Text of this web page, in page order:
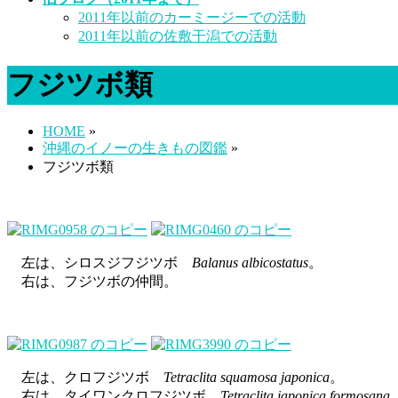
2011年以前のカーミージーでの活動
2011年以前の佐敷干潟での活動
フジツボ類
HOME »
沖縄のイノーの生きもの図鑑 »
フジツボ類
左は、シロスジフジツボ Balanus albicostatus。
右は、フジツボの仲間。
左は、クロフジツボ Tetraclita squamosa japonica。